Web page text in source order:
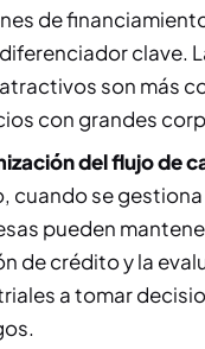
de
clave.
son más
con grandes
del flujo de
cuando se
pueden
de crédito y la
a tomar